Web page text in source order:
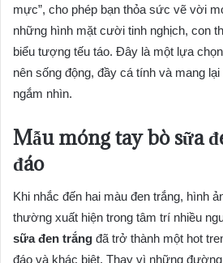
mực”, cho phép bạn thỏa sức vẽ vời
những hình mặt cười tinh nghịch, con
biểu tượng tếu táo. Đây là một lựa
nên sống động, đầy cá tính và mang
ngắm nhìn.
Mẫu móng tay bò sữa
đáo
Khi nhắc đến hai màu đen trắng, hình
thường xuất hiện trong tâm trí nhiều
sữa đen trắng đã trở thành một hot
đáo và khác biệt. Thay vì những